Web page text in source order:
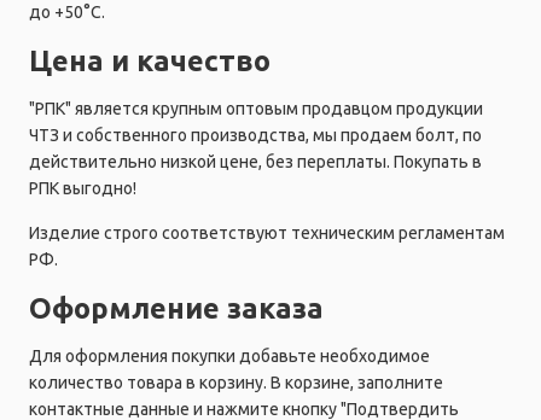
до +50°C.
Цена и качество
"РПК" является крупным оптовым продавцом продукции
ЧТЗ и собственного производства, мы продаем болт, по
действительно низкой цене, без переплаты. Покупать в
РПК выгодно!
Изделие строго соответствуют техническим регламентам
РФ.
Оформление заказа
Для оформления покупки добавьте необходимое
количество товара в корзину. В корзине, заполните
контактные данные и нажмите кнопку "Подтвердить